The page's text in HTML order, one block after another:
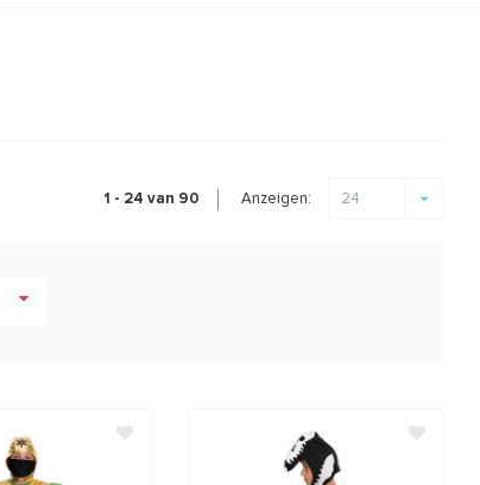
1 - 24 van 90 Anzeigen: 24